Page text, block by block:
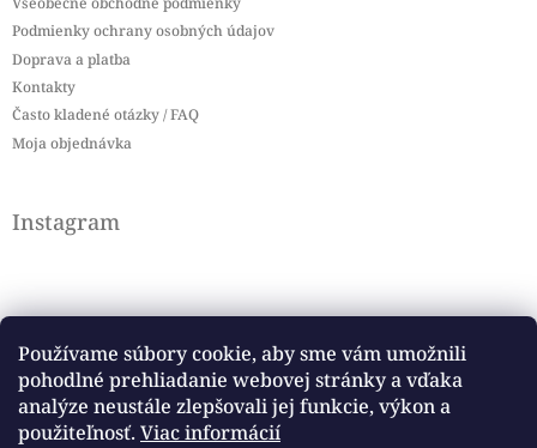
Používame súbory cookie, aby sme vám umožnili
pohodlné prehliadanie webovej stránky a vďaka
analýze neustále zlepšovali jej funkcie, výkon a
použiteľnosť. Viac informácií
Podmienky ochrany osobných údajov
Doprava a platba
Kontakty
Často kladené otázky / FAQ
Moja objednávka
Instagram
Sledovať na Instagrame